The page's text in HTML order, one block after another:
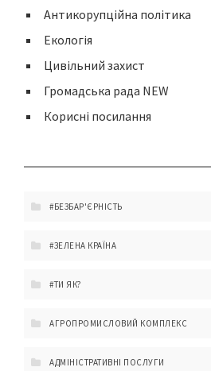
Антикорупційна політика
Екологія
Цивільний захист
Громадська рада NEW
Корисні посилання
#БЕЗБАР'ЄРНІСТЬ
#ЗЕЛЕНА КРАЇНА
#ТИ ЯК?
АГРОПРОМИСЛОВИЙ КОМПЛЕКС
АДМІНІСТРАТИВНІ ПОСЛУГИ